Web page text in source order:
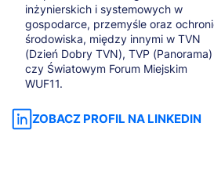
inżynierskich i systemowych w
gospodarce, przemyśle oraz
środowiska, między innymi w TVN
(Dzień Dobry TVN), TVP (Panorama)
czy Światowym Forum Miejskim
WUF11.
ZOBACZ PROFIL NA LINKEDIN